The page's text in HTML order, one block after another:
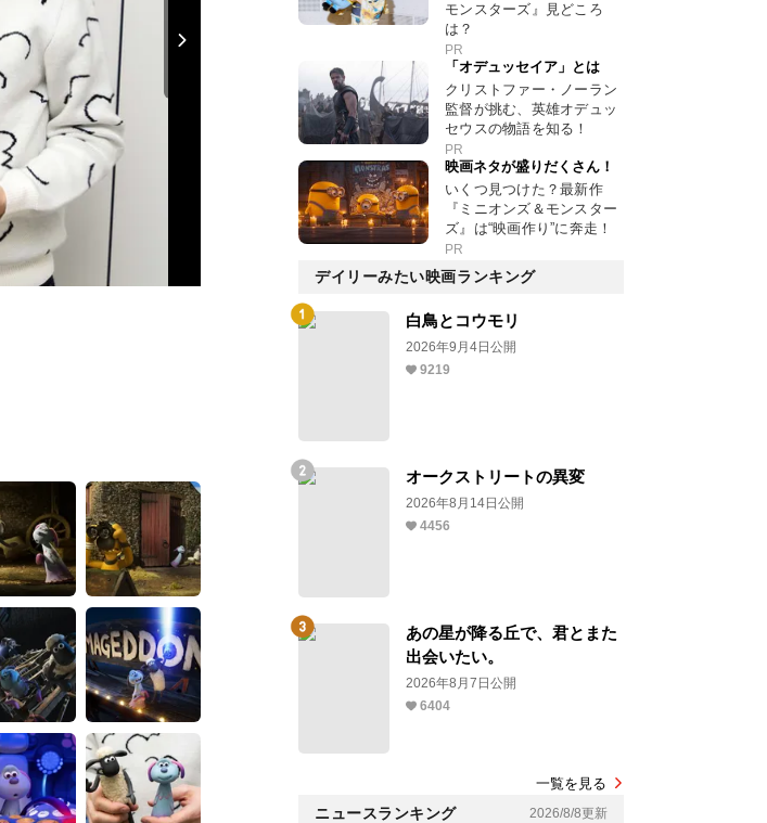
モンスターズ』見どころ
は？
PR
「オデュッセイア」とは
クリストファー・ノーラン
監督が挑む、英雄オデュッ
セウスの物語を知る！
PR
映画ネタが盛りだくさん！
いくつ見つけた？最新作
『ミニオンズ＆モンスター
ズ』は“映画作り”に奔走！
PR
デイリーみたい映画ランキング
白鳥とコウモリ
2026年9月4日公開
9219
オークストリートの異変
2026年8月14日公開
4456
あの星が降る丘で、君とまた
出会いたい。
2026年8月7日公開
6404
一覧を見る
ニュースランキング 2026/8/8更新